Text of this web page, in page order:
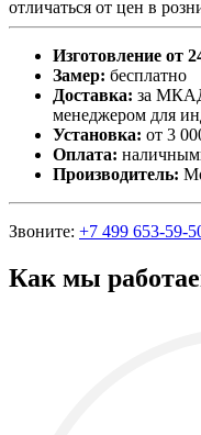
отличаться от цен в
Изготовление от
Замер: бесплатно
Доставка: за
менеджером для
Установка: от 3
Оплата:
Производитель:
Звоните: +7 499 653-59-
Как мы